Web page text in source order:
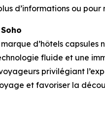
d’informations ou
d’hôtels
fluide et une
privilégiant
et favoriser la